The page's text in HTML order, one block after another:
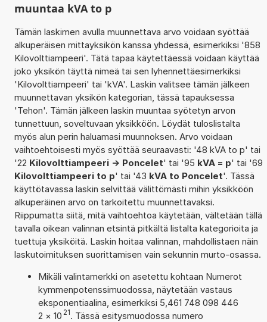
muuntaa kVA to p
Tämän laskimen avulla muunnettava arvo voidaan syöttää
alkuperäisen mittayksikön kanssa yhdessä, esimerkiksi '858
Kilovolttiampeeri'. Tätä tapaa käytettäessä voidaan käyttää
joko yksikön täyttä nimeä tai sen lyhennettäesimerkiksi
'Kilovolttiampeeri' tai 'kVA'. Laskin valitsee tämän jälkeen
muunnettavan yksikön kategorian, tässä tapauksessa
'Tehon'. Tämän jälkeen laskin muuntaa syötetyn arvon
tunnettuun, soveltuvaan yksikköön. Löydät tuloslistalta
myös alun perin haluamasi muunnoksen. Arvo voidaan
vaihtoehtoisesti myös syöttää seuraavasti: '48 kVA to p' tai
'22 Kilovolttiampeeri -> Poncelet' tai '95 kVA = p' tai '69
Kilovolttiampeeri to p' tai '43 kVA to Poncelet'. Tässä
käyttötavassa laskin selvittää välittömästi mihin yksikköön
alkuperäinen arvo on tarkoitettu muunnettavaksi.
Riippumatta siitä, mitä vaihtoehtoa käytetään, vältetään tällä
tavalla oikean valinnan etsintä pitkältä listalta kategorioita ja
tuettuja yksiköitä. Laskin hoitaa valinnan, mahdollistaen näin
laskutoimituksen suorittamisen vain sekunnin murto-osassa.
Mikäli valintamerkki on asetettu kohtaan Numerot
kymmenpotenssimuodossa, näytetään vastaus
eksponentiaalina, esimerkiksi 5,461 748 098 446
2 × 10 21. Tässä esitysmuodossa numero